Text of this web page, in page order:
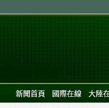
新聞首頁 國際在線 大陸